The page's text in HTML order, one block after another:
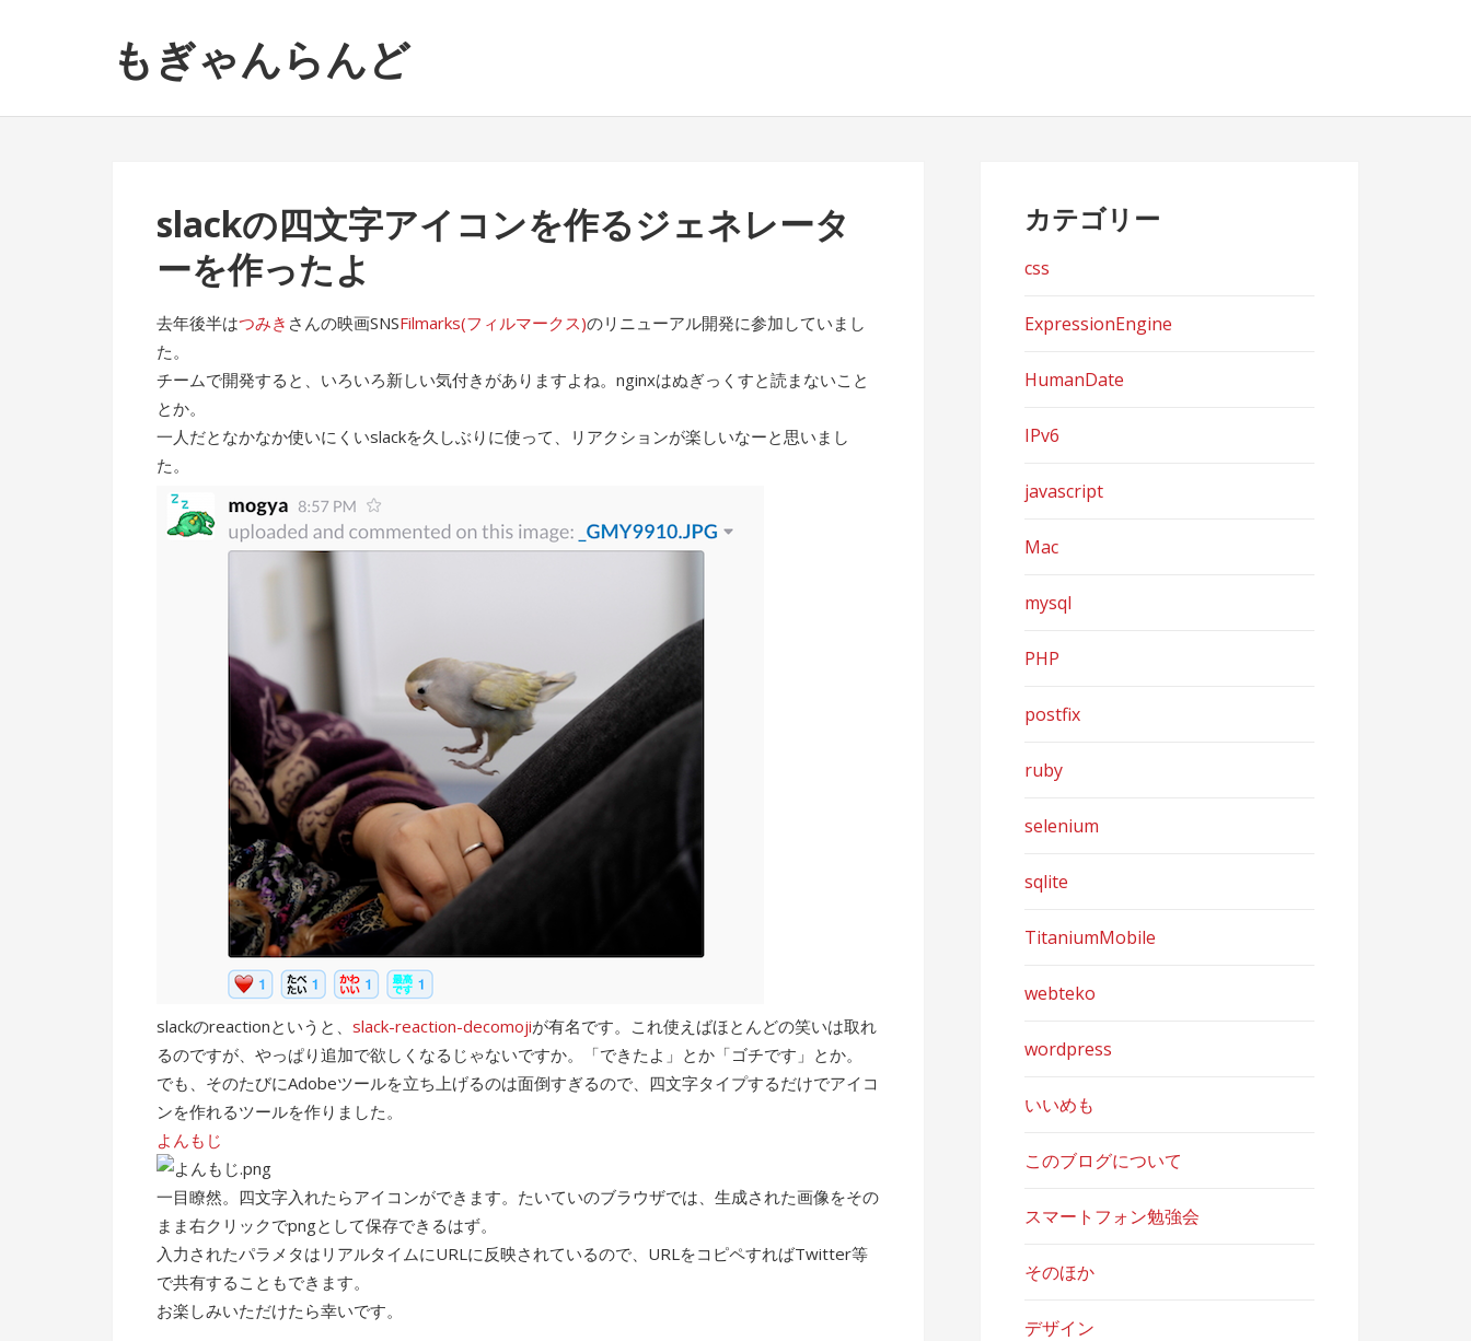
ビ
ゲ
ン
テ
もぎゃんらんど
slackの四文字アイコンを作るジェネレータ
ーを作ったよ
去年後半はつみき さんの映画SNSFilmarks(フィルマークス)のリニューアル開発に参加していまし
た。
チームで開発すると、いろいろ新しい気付きがありますよね。nginxはぬぎっくすと読まないこと
とか。
一人だとなかなか使いにくいslackを久しぶりに使って、リアクションが楽しいなーと思いまし
た。
slackのreactionというと、 slack-reaction-decomojiが有名です。これ使えばほとんどの笑いは取れ
るのですが、やっぱり追加で欲しくなるじゃないですか。「できたよ」とか「ゴチです」とか。
でも、そのたびにAdobeツールを立ち上げるのは面倒すぎるので、四文字タイプするだけでアイコ
ンを作れるツールを作りました。
よんもじ
一目瞭然。四文字入れたらアイコンができます。たいていのブラウザでは、生成された画像をその
まま右クリックでpngとして保存できるはず。
入力されたパラメタはリアルタイムにURLに反映されているので、URLをコピペすればTwitter等
で共有することもできます。
お楽しみいただけたら幸いです。
カテゴリー
css
ExpressionEngine
HumanDate
IPv6
javascript
Mac
mysql
PHP
postfix
ruby
selenium
sqlite
TitaniumMobile
webteko
wordpress
いいめも
このブログについて
スマートフォン勉強会
そのほか
デザイン